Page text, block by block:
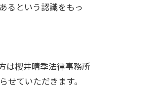
るという認識をもっ
は櫻井晴季法律事務所
ていただきます。